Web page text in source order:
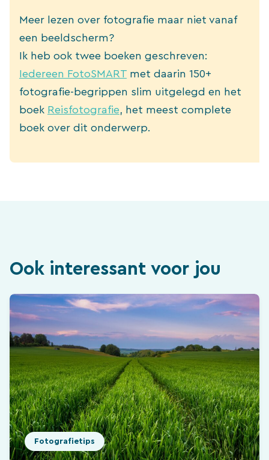
Meer lezen over fotografie maar niet vanaf
een beeldscherm?
Ik heb ook twee boeken geschreven:
Iedereen FotoSMART met daarin 150+
fotografie-begrippen slim uitgelegd en het
boek Reisfotografie , het meest complete
boek over dit onderwerp.
Ook interessant voor jou
Fotografietips